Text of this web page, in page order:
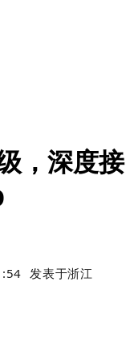
，深度接
发表于浙江